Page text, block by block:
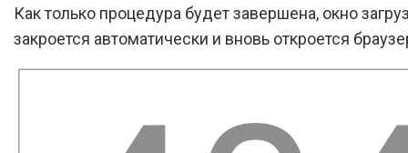
Как только процедура будет завершена, окно
закроется автоматически и вновь откроется